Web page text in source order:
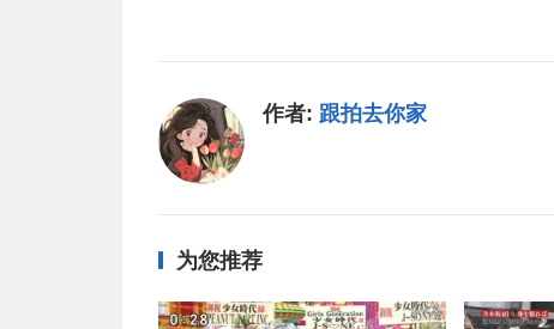
作者: 跟拍去你家
为您推荐